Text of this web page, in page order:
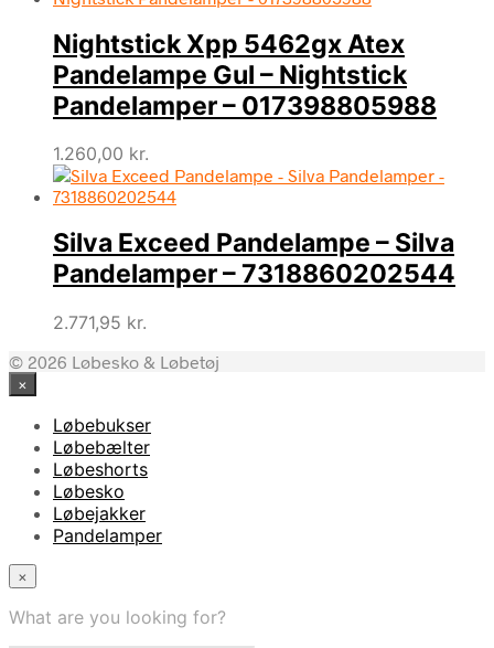
Nightstick Xpp 5462gx Atex
Pandelampe Gul – Nightstick
Pandelamper – 017398805988
1.260,00 kr.
Silva Exceed Pandelampe – Silva
Pandelamper – 7318860202544
2.771,95 kr.
© 2026 Løbesko & Løbetøj
×
Løbebukser
Løbebælter
Løbeshorts
Løbesko
Løbejakker
Pandelamper
×
What are you looking for?